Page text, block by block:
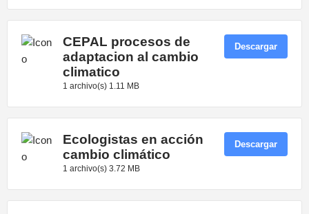
CEPAL procesos de
adaptacion al cambio
climatico
1 archivo(s) 1.11 MB
Descargar
Ecologistas en acción
cambio climático
1 archivo(s) 3.72 MB
Descargar